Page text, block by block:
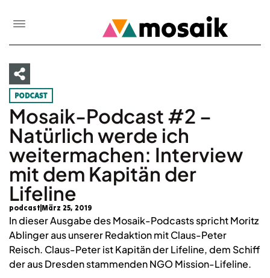
PODCAST
Mosaik-Podcast #2 –
Natürlich werde ich
weitermachen: Interview
mit dem Kapitän der
Lifeline
podcast März 25, 2019
In dieser Ausgabe des Mosaik-Podcasts spricht Moritz
Ablinger aus unserer Redaktion mit Claus-Peter
Reisch. Claus-Peter ist Kapitän der Lifeline, dem Schiff
der aus Dresden stammenden NGO Mission-Lifeline.